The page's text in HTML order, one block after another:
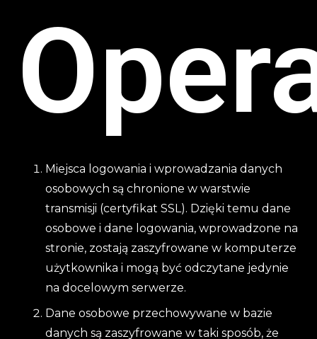
Miejsca logowania i wprowadzania danych
osobowych są chronione w warstwie
transmisji (certyfikat SSL). Dzięki temu dane
osobowe i dane logowania, wprowadzone na
stronie, zostają zaszyfrowane w komputerze
użytkownika i mogą być odczytane jedynie
na docelowym serwerze.
Dane osobowe przechowywane w bazie
danych są zaszyfrowane w taki sposób, że